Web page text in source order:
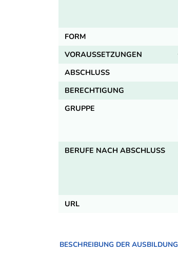
FORM
VORAUSSETZUNGEN
ABSCHLUSS
BERECHTIGUNG
GRUPPE
BERUFE NACH ABSCHLUSS
URL
BESCHREIBUNG DER AUSBILDUNG